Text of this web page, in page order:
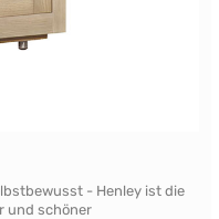
- Henley ist die
und schöner